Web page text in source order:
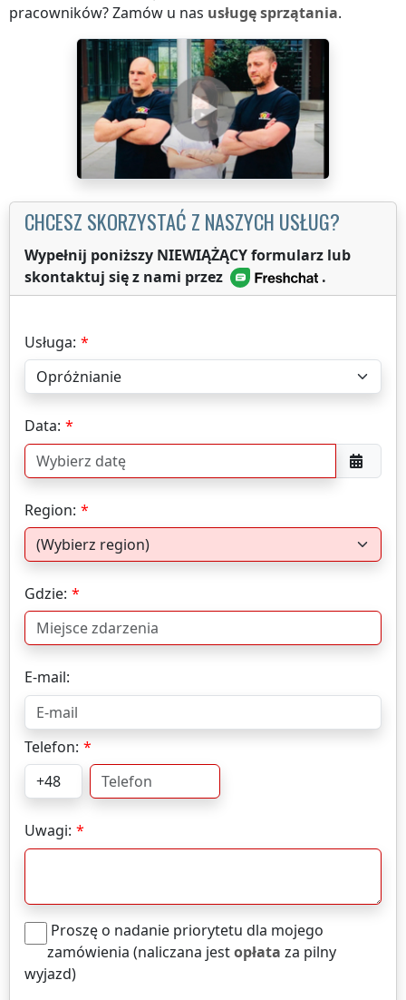
pracowników? Zamów u nas usługę sprzątania.
CHCESZ SKORZYSTAĆ Z NASZYCH USŁUG?
Wypełnij poniższy NIEWIĄŻĄCY formularz lub
skontaktuj się z nami przez
.
Usługa:
Data:
Region:
Gdzie:
E-mail:
Telefon:
Uwagi:
Proszę o nadanie priorytetu dla mojego
zamówienia (naliczana jestopłata za pilny
wyjazd)